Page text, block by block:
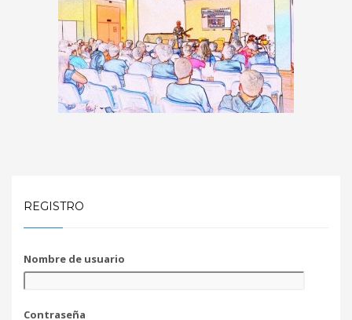
REGISTRO
Nombre de usuario
Contraseña